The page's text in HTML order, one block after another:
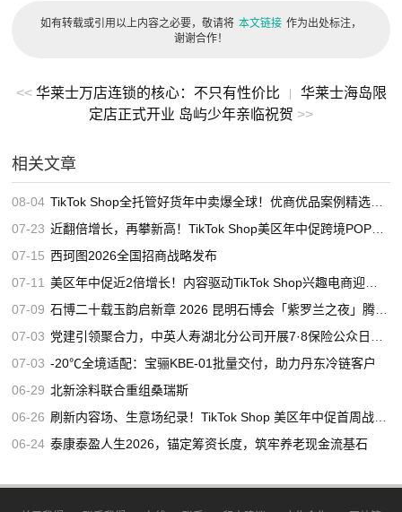
如有转载或引用以上内容之必要，敬请将 本文链接 作为出处标注，
谢谢合作！
<< 华莱士万店连锁的核心：不只有性价比 |
华莱士海岛限
定店正式开业 岛屿少年亲临祝贺 >>
相关文章
08-04 TikTok Shop全托管好货年中卖爆全球！优商优品案例精选特辑发布
07-23 近翻倍增长，再攀新高！TikTok Shop美区年中促跨境POP优秀案例重磅发布
07-15 西珂图2026全国招商战略发布
07-11 美区年中促近2倍增长！内容驱动TikTok Shop兴趣电商迎来高增长
07-09 石博二十载玉韵启新章 2026 昆明石博会「紫罗兰之夜」腾冲专场重磅启幕
07-03 党建引领聚合力，中英人寿湖北分公司开展7·8保险公众日宣教活动
07-03 -20℃全境适配：宝骊KBE-01批量交付，助力丹东冷链客户
06-29 北新涂料联合重组桑瑞斯
06-26 刷新内容场、生意场纪录！TikTok Shop 美区年中促首周战绩创新高
06-24 泰康泰盈人生2026，锚定筹资长度，筑牢养老现金流基石